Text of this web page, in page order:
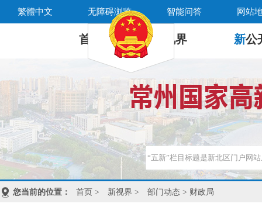
繁體中文 无障碍浏览 智能问答 网站
首 页 新 视界 新公
您当前的位置： 首页 > 新视界 > 部门动态 > 财政局